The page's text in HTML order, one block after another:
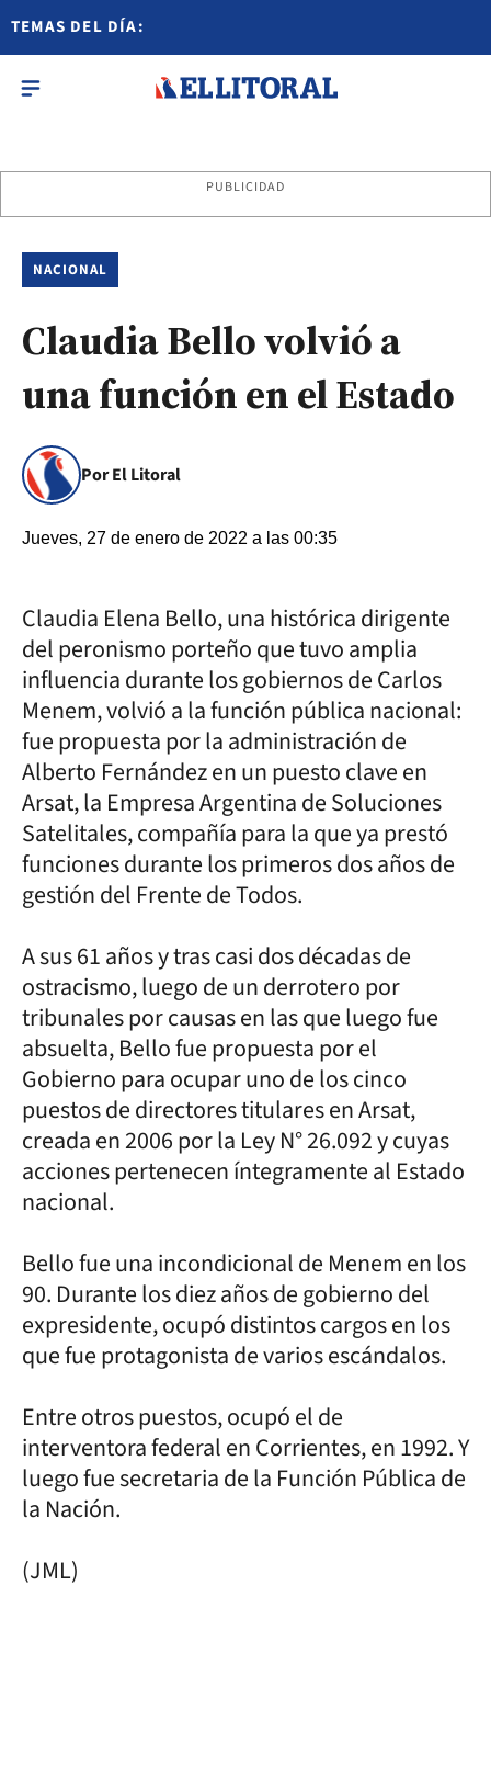
TEMAS DEL DÍA:
PUBLICIDAD
NACIONAL
Claudia Bello volvió a
una función en el Estado
Por El Litoral
Jueves, 27 de enero de 2022 a las 00:35
Claudia Elena Bello, una histórica dirigente
del peronismo porteño que tuvo amplia
influencia durante los gobiernos de Carlos
Menem, volvió a la función pública nacional:
fue propuesta por la administración de
Alberto Fernández en un puesto clave en
Arsat, la Empresa Argentina de Soluciones
Satelitales, compañía para la que ya prestó
funciones durante los primeros dos años de
gestión del Frente de Todos.
A sus 61 años y tras casi dos décadas de
ostracismo, luego de un derrotero por
tribunales por causas en las que luego fue
absuelta, Bello fue propuesta por el
Gobierno para ocupar uno de los cinco
puestos de directores titulares en Arsat,
creada en 2006 por la Ley N° 26.092 y cuyas
acciones pertenecen íntegramente al Estado
nacional.
Bello fue una incondicional de Menem en los
90. Durante los diez años de gobierno del
expresidente, ocupó distintos cargos en los
que fue protagonista de varios escándalos.
Entre otros puestos, ocupó el de
interventora federal en Corrientes, en 1992. Y
luego fue secretaria de la Función Pública de
la Nación.
(JML)